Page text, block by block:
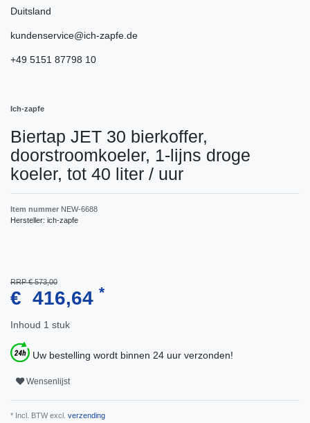
Duitsland
kundenservice@ich-zapfe.de
+49 5151 87798 10
Ich-zapfe
Biertap JET 30 bierkoffer,
doorstroomkoeler, 1-lijns droge
koeler, tot 40 liter / uur
Item nummer NEW-6688
Hersteller: ich-zapfe
RRP € 573,00
€ 416,64 *
Inhoud 1 stuk
Uw bestelling wordt binnen 24 uur verzonden!
Wensenlijst
* Incl. BTW excl. verzending